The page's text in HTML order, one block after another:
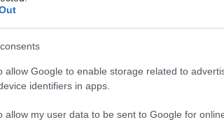
allow Google to enable storage related to
identifiers in apps.
allow my user data to be sent to Google for
ακόμη και σήμερα να αντιστέκεται
αν και έχει «γεμίσει» με κουμπιά και
προς το παρόν…